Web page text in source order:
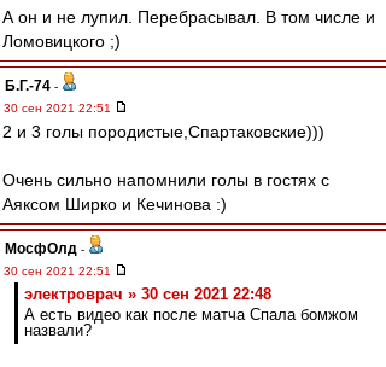
А он и не лупил. Перебрасывал. В том числе и
Ломовицкого ;)
Б.Г.-74 -
30 сен 2021 22:51
2 и 3 голы породистые,Спартаковские)))
Очень сильно напомнили голы в гостях с
Аяксом Ширко и Кечинова :)
МосфОлд -
30 сен 2021 22:51
электроврач » 30 сен 2021 22:48
А есть видео как после матча Спала бомжом
назвали?